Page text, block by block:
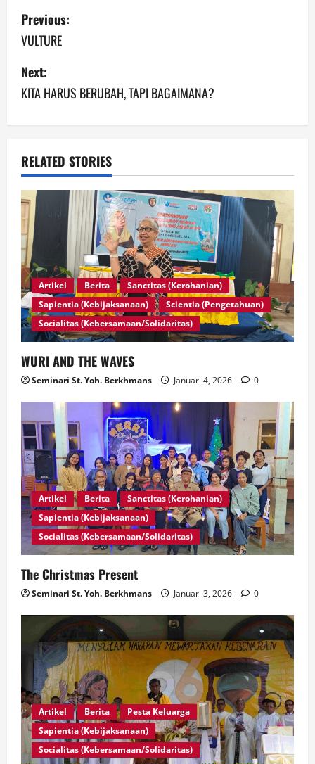
Previous:
VULTURE
Next:
KITA HARUS BERUBAH, TAPI BAGAIMANA?
RELATED STORIES
Artikel Berita
Sanctitas (Kerohanian)
Sapientia (Kebijaksanaan)
Scientia (Pengetahuan)
Socialitas (Kebersamaan/Solidaritas)
WURI AND THE WAVES
Seminari St. Yoh. Berkhmans Januari 4, 2026 0
Artikel Berita
Sanctitas (Kerohanian)
Sapientia (Kebijaksanaan)
Socialitas (Kebersamaan/Solidaritas)
The Christmas Present
Seminari St. Yoh. Berkhmans Januari 3, 2026 0
Artikel Berita
Pesta Keluarga
Sapientia (Kebijaksanaan)
Socialitas (Kebersamaan/Solidaritas)